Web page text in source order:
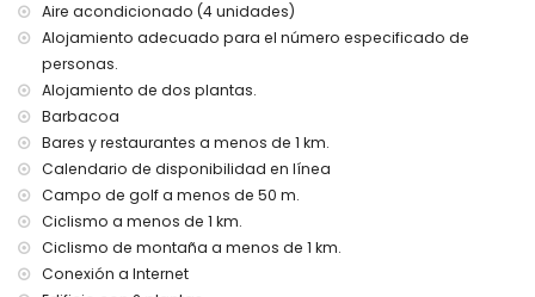
vacaciones en Chiclana de la Frontera, Costa de la Luz
bar (a menos de 1000 metros de la casa)
discoteca (a menos de 5 kilómetros de la casa)
Puntos de interés y cultura en Chiclana de la Frontera, Costa
de la Luz
museo (Museo de Chiclana) (a menos de 10 kilómetros del
alojamiento)
iglesia y castillo (a menos de 25 kilómetros del
alojamiento)
Deportes
Aire acondicionado (4 unidades)
Alojamiento adecuado para el número especificado de
personas.
Alojamiento de dos plantas.
Barbacoa
Bares y restaurantes a menos de 1 km.
Calendario de disponibilidad en línea
Campo de golf a menos de 50 m.
Ciclismo a menos de 1 km.
Ciclismo de montaña a menos de 1 km.
Conexión a Internet